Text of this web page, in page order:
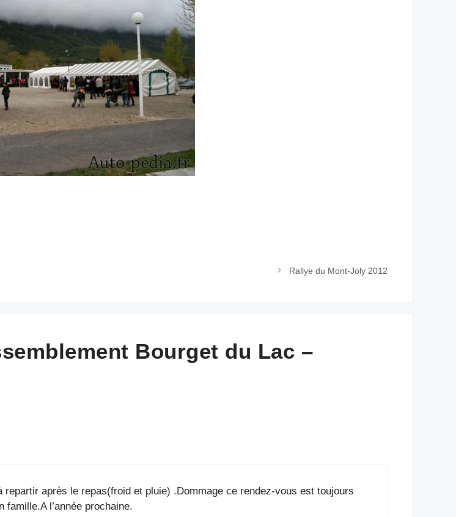
Rallye du Mont-Joly 2012
Bourget du Lac –
après le repas(froid et pluie) .Dommage ce rendez-vous est toujours
famille.A l’année prochaine.